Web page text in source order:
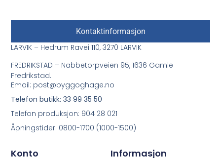
Informasjon
Konto
Kontaktinformasjon
LARVIK – Hedrum Ravei 110, 3270 LARVIK
FREDRIKSTAD – Nabbetorpveien 95, 1636 Gamle
Fredrikstad.
Email: post@byggoghage.no
Telefon butikk: 33 99 35 50
Telefon produksjon: 904 28 021
Åpningstider: 0800-1700 (1000-1500)